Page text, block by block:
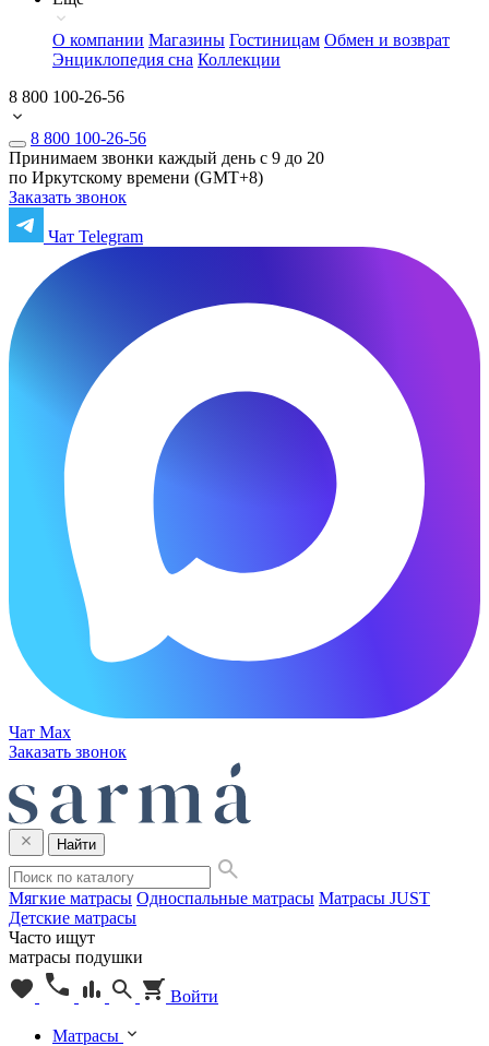
О компании Магазины Гостиницам Обмен и возврат
Энциклопедия сна Коллекции
8 800 100-26-56
8 800 100-26-56
Принимаем звонки каждый день с 9 до 20
по Иркутскому времени (GMT+8)
Заказать звонок
Чат Telegram
Чат Max
Заказать звонок
Найти
Мягкие матрасы Односпальные матрасы Матрасы JUST
Детские матрасы
Часто ищут
матрасы подушки
Войти
Матрасы